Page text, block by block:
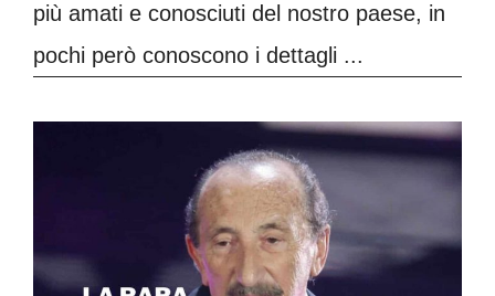
più amati e conosciuti del nostro paese, in
pochi però conoscono i dettagli ...